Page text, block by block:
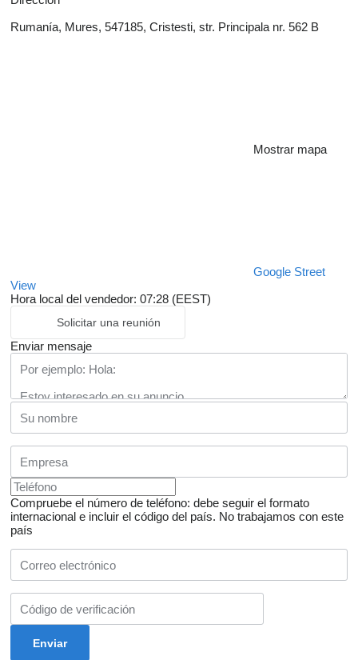
Rumanía, Mures, 547185, Cristesti, str. Principala nr. 562 B
Mostrar mapa
Google Street
View
Hora local del vendedor: 07:28 (EEST)
Solicitar una reunión
Enviar mensaje
Compruebe el número de teléfono: debe seguir el formato
internacional e incluir el código del país. No trabajamos con este
país